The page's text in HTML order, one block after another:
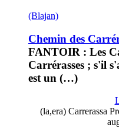
(Blajan)
Chemin des
FANTOIR : Les
Carrérasses ; s'il
est un (…)
(la,era) Carrerassa